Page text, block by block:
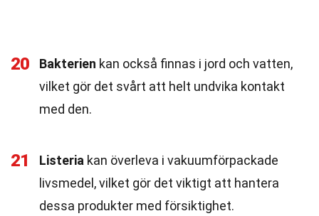
20 Bakterien kan också finnas i jord och vatten,
vilket gör det svårt att helt undvika kontakt
med den.
21 Listeria kan överleva i vakuumförpackade
livsmedel, vilket gör det viktigt att hantera
dessa produkter med försiktighet.